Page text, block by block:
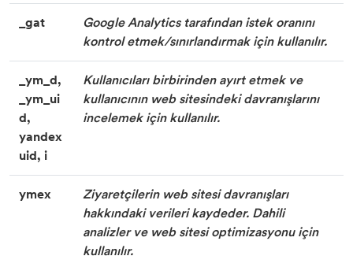
_gat
Google Analytics tarafından istek oranını
kontrol etmek/sınırlandırmak için kullanılır.
_ym_d,
_ym_ui
d,
yandex
uid, i
Kullanıcıları birbirinden ayırt etmek ve
kullanıcının web sitesindeki davranışlarını
incelemek için kullanılır.
ymex
Ziyaretçilerin web sitesi davranışları
hakkındaki verileri kaydeder. Dahili
analizler ve web sitesi optimizasyonu için
kullanılır.